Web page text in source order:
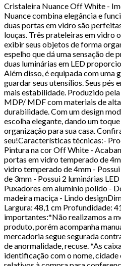
Cristaleira Nuance Off White -
Nuance combina elegância e
duas portas em vidro são
louças. Três prateleiras em vidro
exibir seus objetos de forma
espelho que dá uma sensação de
duas luminárias em LED
Além disso, é equipada com uma
guardar seus utensílios. Seus pés
mais estabilidade. Produzido
MDP/ MDF com materiais de
durabilidade. Com um design
escolha elegante, dando um
organização para sua casa.
seu!Características técnicas:-
Pintura na cor Off White -
portas em vidro temperado de
vidro temperado de 4mm -
de 3mm - Possui 2 luminárias
Puxadores em alumínio polido -
madeira maciça - Lindo
Largura: 48,1 cm Profundidade:
importantes:*Não realizamos a
produto, porém acompanha
mercadoria segue segurada
de anormalidade, recuse. *As
identificação com o nome, cidade